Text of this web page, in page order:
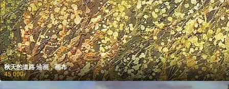
秋天的道路 油画，画布
45 000₽